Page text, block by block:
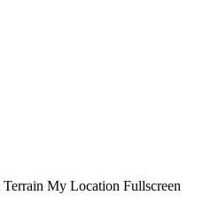
Terrain My Location Fullscreen